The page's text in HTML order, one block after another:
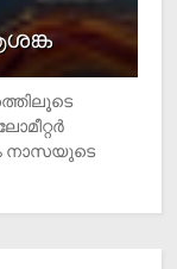
നാസയുടെ